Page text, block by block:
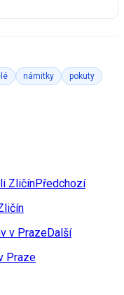
námitky pokuty
Předchozí
Další
Praze